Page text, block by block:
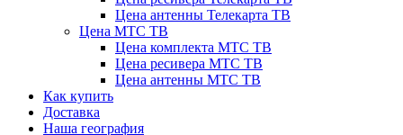
Цена антенны Телекарта ТВ
Цена МТС ТВ
Цена комплекта МТС ТВ
Цена ресивера МТС ТВ
Цена антенны МТС ТВ
Как купить
Доставка
Наша география